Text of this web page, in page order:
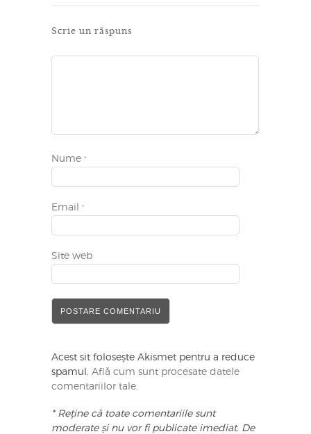
Scrie un răspuns
Nume *
Email *
Site web
Acest sit folosește Akismet pentru a reduce
spamul. Află cum sunt procesate datele
comentariilor tale
* Reține că toate comentariile sunt
moderate și nu vor fi publicate imediat. De